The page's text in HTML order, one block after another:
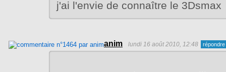
j'ai l'envie de connaître le 3Dsmax
anim lundi 16 août 2010, 12:48